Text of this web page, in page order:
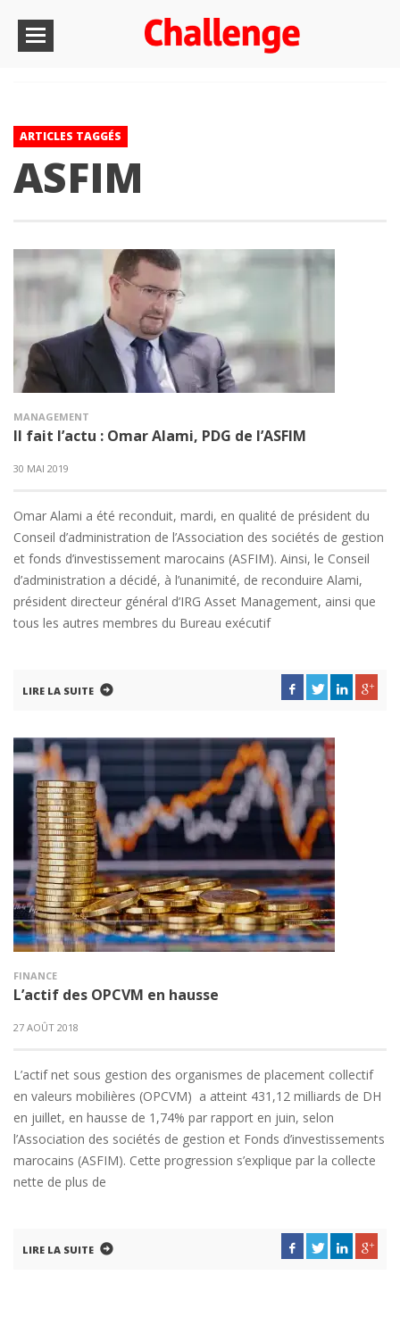
ARTICLES TAGGÉS
ASFIM
MANAGEMENT
Il fait l’actu : Omar Alami, PDG de l’ASFIM
30 MAI 2019
Omar Alami a été reconduit, mardi, en qualité de président du
Conseil d’administration de l’Association des sociétés de gestion
et fonds d’investissement marocains (ASFIM). Ainsi, le Conseil
d’administration a décidé, à l’unanimité, de reconduire Alami,
président directeur général d’IRG Asset Management, ainsi que
tous les autres membres du Bureau exécutif
LIRE LA SUITE
FINANCE
L’actif des OPCVM en hausse
27 AOÛT 2018
L’actif net sous gestion des organismes de placement collectif
en valeurs mobilières (OPCVM) a atteint 431,12 milliards de DH
en juillet, en hausse de 1,74% par rapport en juin, selon
l’Association des sociétés de gestion et Fonds d’investissements
marocains (ASFIM). Cette progression s’explique par la collecte
nette de plus de
LIRE LA SUITE